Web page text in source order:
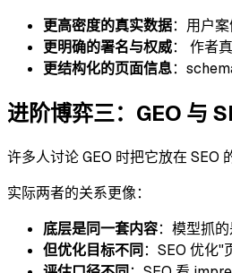
更高密度的真实数据：用户
更明确的署名与权威： 作者
更结构化的页面信息：
进阶博弈三：GEO 与
许多人讨论 GEO 时把它放在 SEO
实际两者的关系更像：
底层是同一套内容：模型抓
但优化目标不同：SEO 优化"